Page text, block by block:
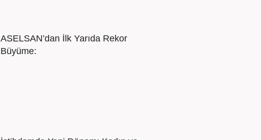
ASELSAN’dan İlk Yarıda Rekor
Büyüme: